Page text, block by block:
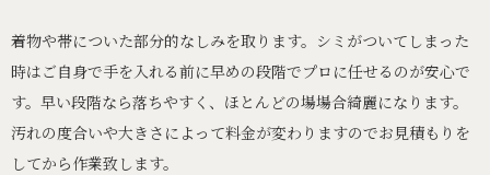
着物や帯についた部分的なしみを取ります。シミがついてしまった
時はご自身で手を入れる前に早めの段階でプロに任せるのが安心で
す。早い段階なら落ちやすく、ほとんどの場場合綺麗になります。
汚れの度合いや大きさによって料金が変わりますのでお見積もりを
してから作業致します。